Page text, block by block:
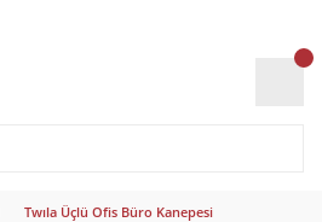
Twıla Üçlü Ofis Büro Kanepesi